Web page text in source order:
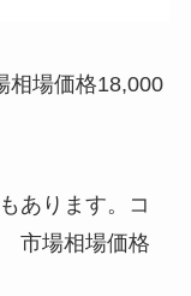
場価格18,000
あります。コ
市場相場価格